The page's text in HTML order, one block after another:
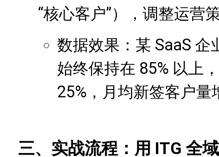
“核心客户”），调整运营
数据效果：某 SaaS
始终保持在 85% 以上
25%，月均新签客户量
三、实战流程：用 ITG 全